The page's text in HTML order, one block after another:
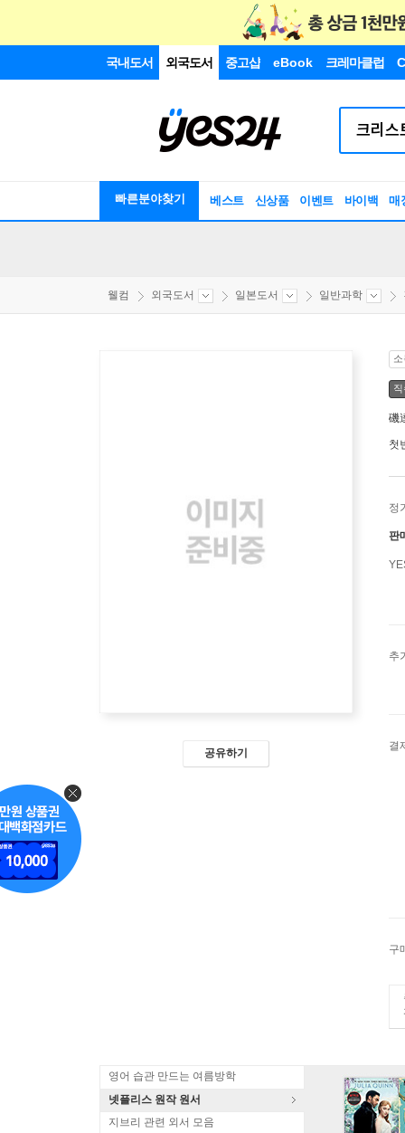
국내도서 외국도서 중고샵 eBook 크레마클럽
빠른분야찾기 베스트 신상품 이벤트 바이백 매
웰컴 외국도서 일본도서 일반과학
공유하기
磯
첫
정
판
추
결
구
영어 습관 만드는 여름방학
넷플리스 원작 원서
지브리 관련 외서 모음